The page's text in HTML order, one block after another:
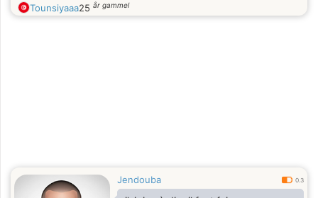
Tounsiyaaa25 år gammel
Jendouba 0.3